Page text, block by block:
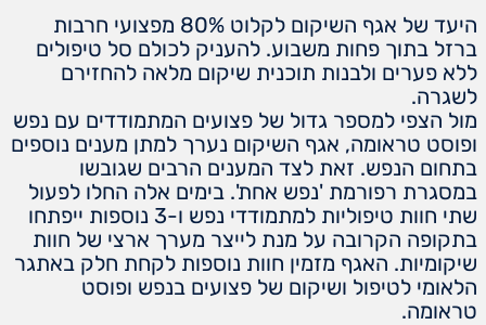
היעד של אגף השיקום לקלוט 80% מפצועי חרבות
ברזל בתוך פחות משבוע. להעניק לכולם סל טיפולים
ללא פערים ולבנות תוכנית שיקום מלאה להחזירם
לשגרה.
‏מול הצפי למספר גדול של פצועים המתמודדים עם נפש
ופוסט טראומה, אגף השיקום נערך למתן מענים נוספים
בתחום הנפש. זאת לצד המענים הרבים שגובשו
במסגרת רפורמת 'נפש אחת'. בימים אלה החלו לפעול
שתי חוות טיפוליות למתמודדי נפש ו-3 נוספות ייפתחו
בתקופה הקרובה על מנת לייצר מערך ארצי של חוות
שיקומיות. האגף מזמין חוות נוספות לקחת חלק באתגר
הלאומי לטיפול ושיקום של פצועים בנפש ופוסט
טראומה.